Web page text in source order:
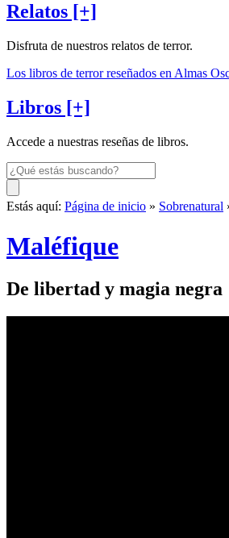
Relatos [+]
Disfruta de nuestros relatos de terror.
Los libros de terror reseñados en Almas
Libros [+]
Accede a nuestras reseñas de libros.
Estás aquí: Página de inicio » Sobrenatural
Maléfique
De libertad y magia negra